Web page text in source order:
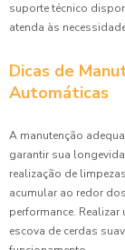
suporte técnico
atenda às
Dicas de
Automáticas
A manutenção
garantir sua
realização de
acumular ao redor
performance.
escova de cerdas